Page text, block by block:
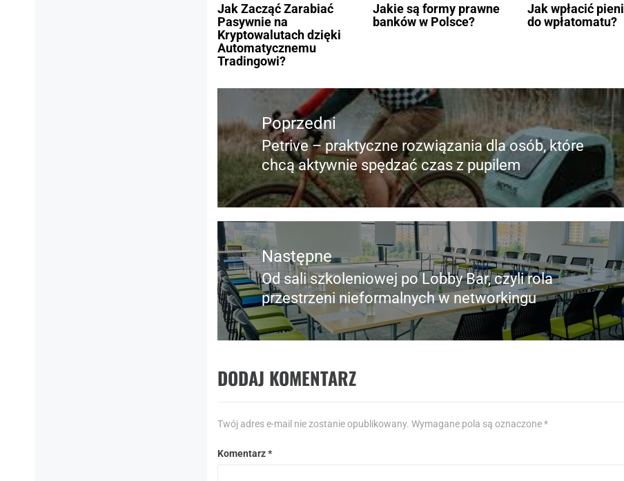
Jak Zacząć Zarabiać
Pasywnie na
Kryptowalutach dzięki
Automatycznemu
Tradingowi?
Jakie są formy prawne
banków w Polsce?
Jak wpłacić
do wpłatomatu?
Nawigacja
wpisu
Poprzedni
Poprzedni
wpis:
Petrive – praktyczne rozwiązania dla osób, które
chcą aktywnie spędzać czas z pupilem
Następne
Następny
post:
Od sali szkoleniowej po Lobby Bar, czyli rola
przestrzeni nieformalnych w networkingu
DODAJ KOMENTARZ
Twój adres e-mail nie zostanie opublikowany. Wymagane pola są oznaczone*
Komentarz*